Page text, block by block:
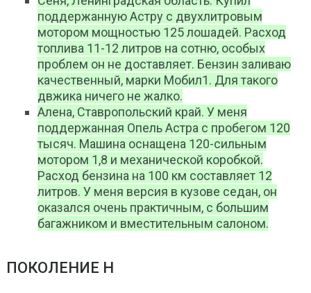
поддержанную Астру с двухлитровым
мотором мощностью 125 лошадей. Расход
топлива 11-12 литров на сотню, особых
проблем он не доставляет. Бензин заливаю
качественный, марки Мобил1. Для такого
двжика ничего не жалко.
Алена, Ставропольский край. У меня
поддержанная Опель Астра с пробегом 120
тысяч. Машина оснащена 120-сильным
мотором 1,8 и механической коробкой.
Расход бензина на 100 км составляет 12
литров. У меня версия в кузове седан, он
оказался очень практичным, с большим
багажником и вместительным салоном.
ПОКОЛЕНИЕ H